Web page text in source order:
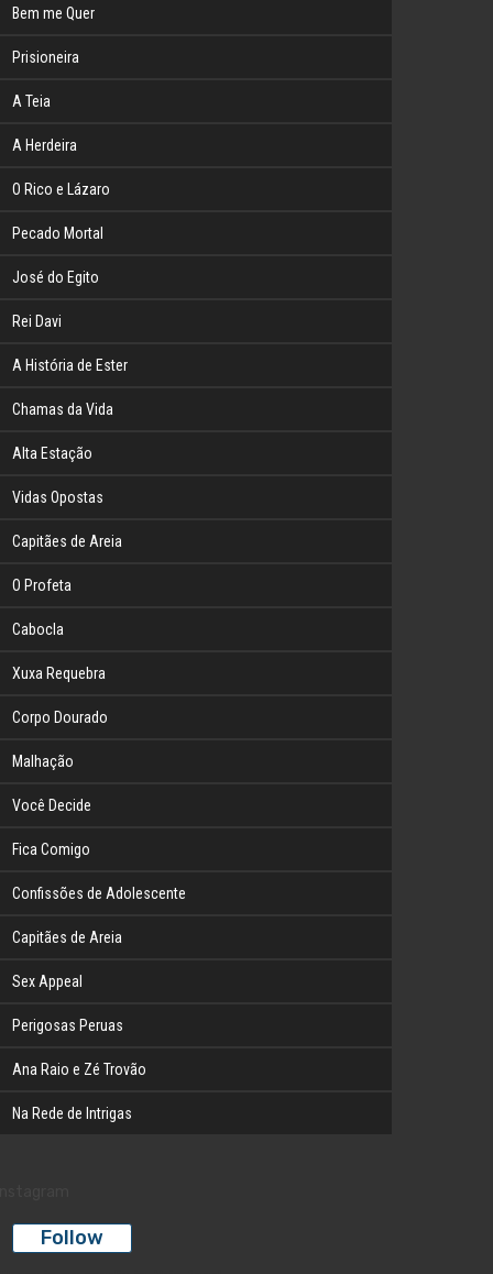
Bem me Quer
Prisioneira
A Teia
A Herdeira
O Rico e Lázaro
Pecado Mortal
José do Egito
Rei Davi
A História de Ester
Chamas da Vida
Alta Estação
Vidas Opostas
Capitães de Areia
O Profeta
Cabocla
Xuxa Requebra
Corpo Dourado
Malhação
Você Decide
Fica Comigo
Confissões de Adolescente
Capitães de Areia
Sex Appeal
Perigosas Peruas
Ana Raio e Zé Trovão
Na Rede de Intrigas
Follow